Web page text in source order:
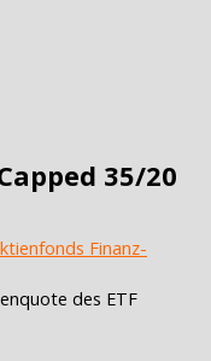
35/20
Finanz-
des ETF